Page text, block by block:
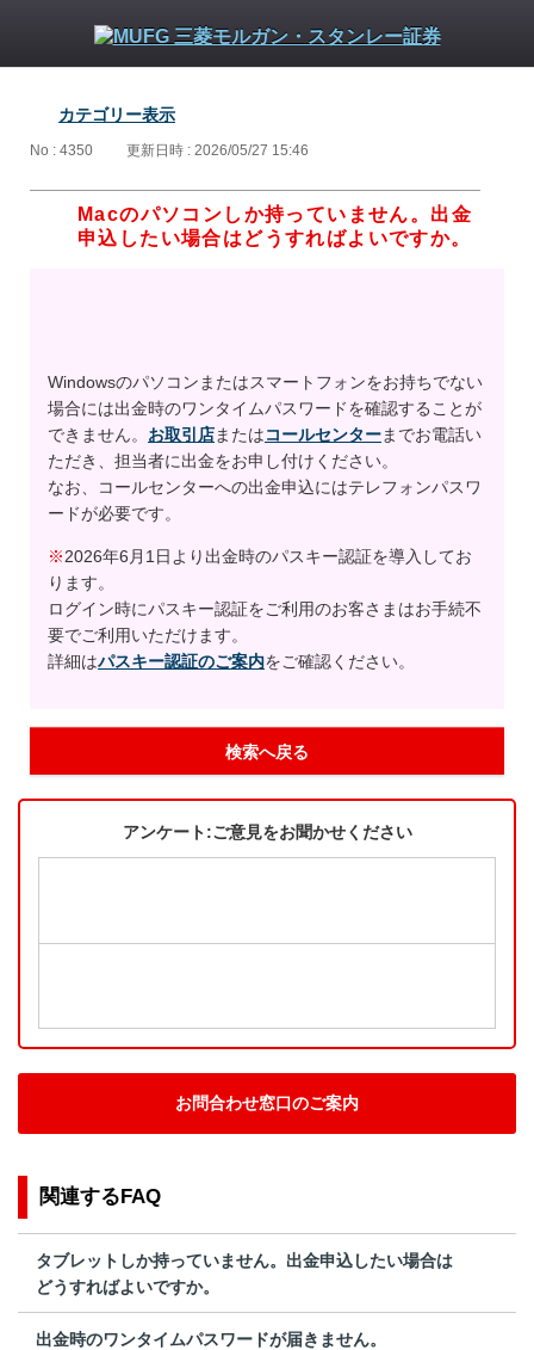
カテゴリー表示
No : 4350 更新日時 : 2026/05/27 15:46
Macのパソコンしか持っていません。出金
申込したい場合はどうすればよいですか。
Windowsのパソコンまたはスマートフォンをお持ちでない
場合には出金時のワンタイムパスワードを確認することが
できません。 お取引店またはコールセンターまでお電話い
ただき、担当者に出金をお申し付けください。
なお、コールセンターへの出金申込にはテレフォンパスワ
ードが必要です。
※2026年6月1日より出金時のパスキー認証を導入してお
ります。
ログイン時にパスキー認証をご利用のお客さまはお手続不
要でご利用いただけます。
詳細はパスキー認証のご案内をご確認ください。
検索へ戻る
アンケート:ご意見をお聞かせください
お問合わせ窓口のご案内
関連するFAQ
タブレットしか持っていません。出金申込したい場合は
どうすればよいですか。
出金時のワンタイムパスワードが届きません。